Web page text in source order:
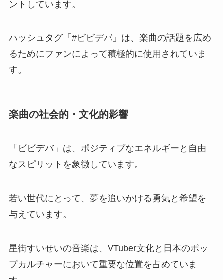
ントしています。
ハッシュタグ「#ビビデバ」は、楽曲の話題を広め
るためにファンによって積極的に使用されていま
す。
楽曲の社会的・文化的影響
「ビビデバ」は、ポジティブなエネルギーと自由
なスピリットを象徴しています。
若い世代にとって、夢を追いかける勇気と希望を
与えています。
星街すいせいの音楽は、VTuber文化と日本のポッ
プカルチャーにおいて重要な位置を占めていま